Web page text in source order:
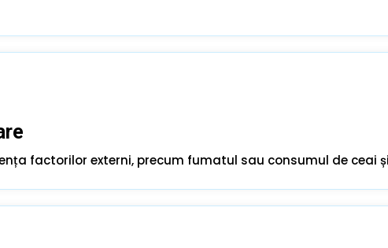
factorilor externi, precum fumatul sau consumul de ceai